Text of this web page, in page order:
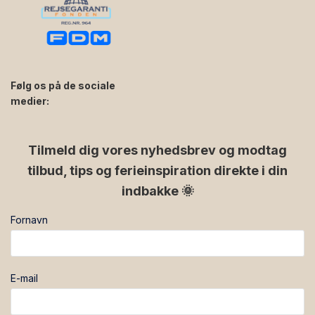
Følg os på de sociale
medier:
Tilmeld dig vores nyhedsbrev og modtag
tilbud, tips og ferieinspiration direkte i din
indbakke 🌞
Fornavn
E-mail